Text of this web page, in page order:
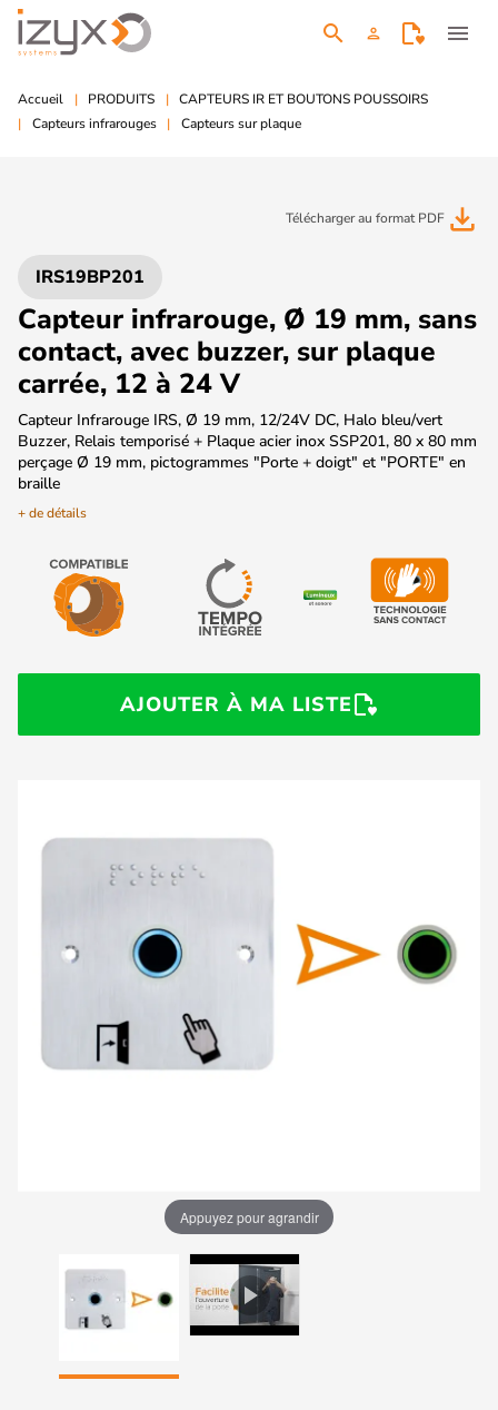
search person menu
Accueil PRODUITS
CAPTEURS IR ET BOUTONS POUSSOIRS
Capteurs infrarouges
Capteurs sur plaque
Télécharger au format PDF file_download
IRS19BP201
Capteur infrarouge, Ø 19 mm, sans
contact, avec buzzer, sur plaque
carrée, 12 à 24 V
Capteur Infrarouge IRS, Ø 19 mm, 12/24V DC, Halo bleu/vert
Buzzer, Relais temporisé + Plaque acier inox SSP201, 80 x 80 mm
perçage Ø 19 mm, pictogrammes "Porte + doigt" et "PORTE" en
braille
+ de détails
AJOUTER À MA LISTE
Appuyez pour agrandir